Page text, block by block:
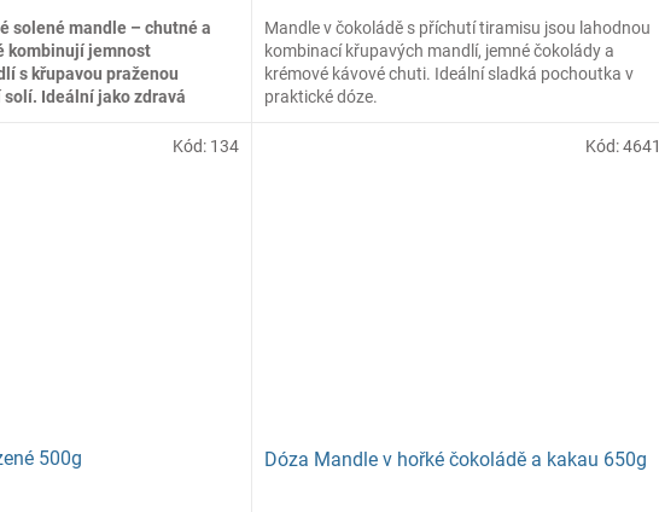
solené mandle – chutné a
kombinují jemnost
s křupavou praženou
Ideální jako zdravá
Mandle v čokoládě s příchutí tiramisu jsou lahodnou
kombinací křupavých mandlí, jemné čokolády a
krémové kávové chuti. Ideální sladká pochoutka v
praktické dóze.
500g
Kód: 134
Dóza Mandle v hořké čokoládě a kakau 650g
Kód:4641